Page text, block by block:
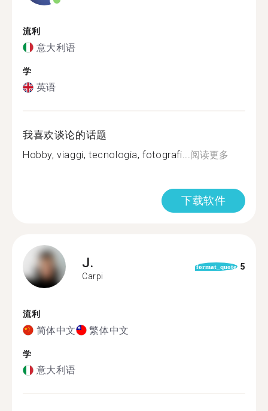
流利
意大利语
学
英语
我喜欢谈论的话题
Hobby, viaggi, tecnologia, fotografi...阅读更多
下载软件
J.
Carpi
format_quote 5
流利
简体中文 繁体中文
学
意大利语